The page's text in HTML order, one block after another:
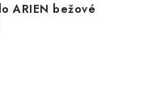
ARIEN bežové